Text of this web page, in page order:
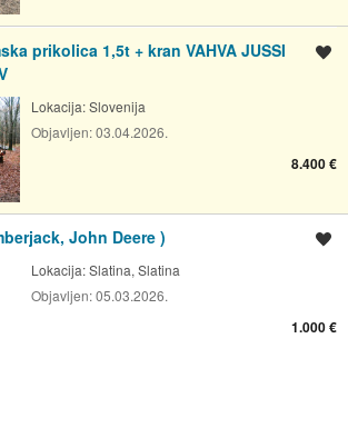
prikolica 1,5t + kran VAHVA JUSSI
Lokacija:Slovenija
Objavljen:03.04.2026.
8.400 €
John Deere )
Lokacija:Slatina, Slatina
Objavljen:05.03.2026.
1.000 €